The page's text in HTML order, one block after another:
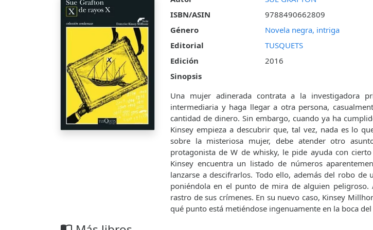
ISBN/ASIN
9788490662809
Género
Novela negra, intriga
Editorial
TUSQUETS
Edición
2016
Sinopsis
Una mujer adinerada contrata a la investigadora
intermediaria y haga llegar a otra persona,
cantidad de dinero. Sin embargo, cuando ya ha
Kinsey empieza a descubrir que, tal vez, nada es lo
sobre la misteriosa mujer, debe atender otro
protagonista de W de whisky, le pide ayuda con
Kinsey encuentra un listado de números
lanzarse a descifrarlos. Todo ello, además del robo de
poniéndola en el punto de mira de alguien
rastro de sus crímenes. En su nuevo caso, Kinsey
qué punto está metiéndose ingenuamente en la boca